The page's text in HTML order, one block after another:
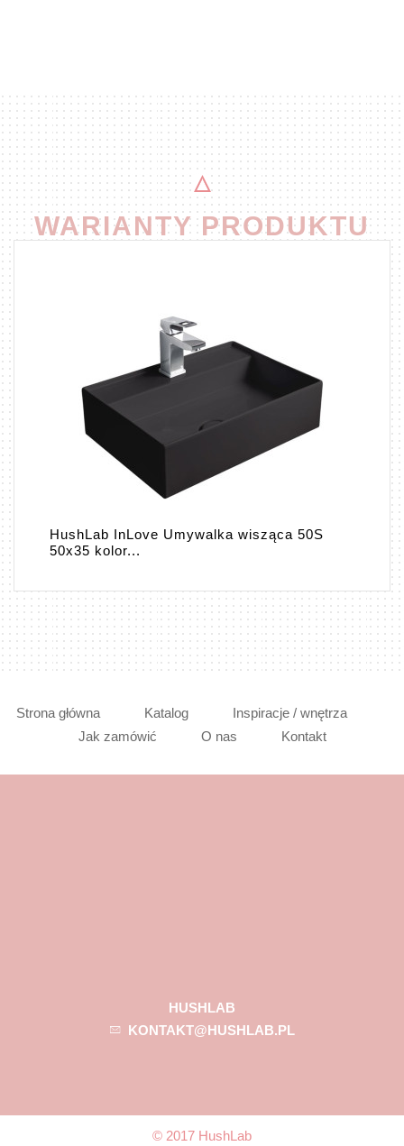
WARIANTY PRODUKTU
HushLab InLove Umywalka wisząca 50S
50x35 kolor...
Strona główna Katalog
Inspiracje / wnętrza
Jak zamówić
O nas Kontakt
HUSHLAB
KONTAKT@HUSHLAB.PL
© 2017 HushLab